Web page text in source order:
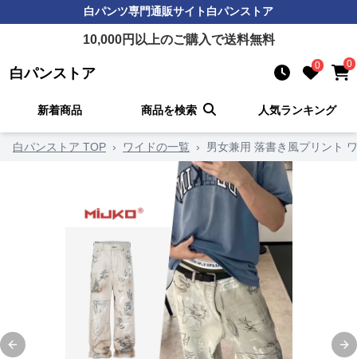
白パンツ専門通販サイト白パンストア
10,000円以上のご購入で送料無料
白パンストア 0 0
新着商品 商品を検索 人気ランキング
白パンストア TOP › ワイドの一覧 › 男女兼用 落書き風プリント
Previous slide